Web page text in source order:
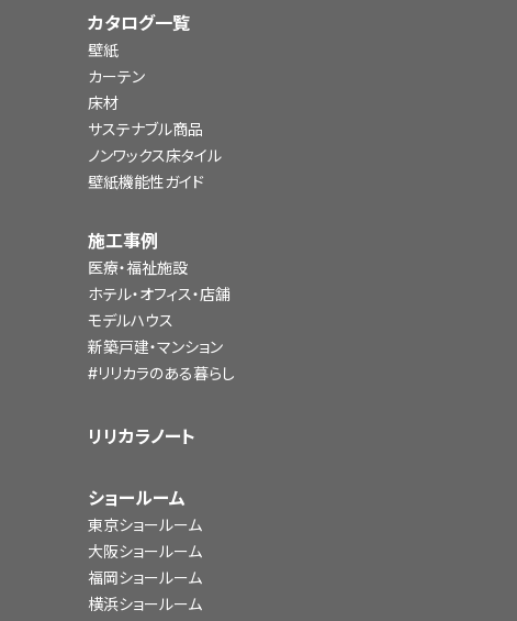
カタログ一覧
壁紙
カーテン
床材
サステナブル商品
ノンワックス床タイル
壁紙機能性ガイド
施工事例
医療・福祉施設
ホテル・オフィス・店舗
モデルハウス
新築戸建・マンション
#リリカラのある暮らし
リリカラノート
ショールーム
東京ショールーム
大阪ショールーム
福岡ショールーム
横浜ショールーム